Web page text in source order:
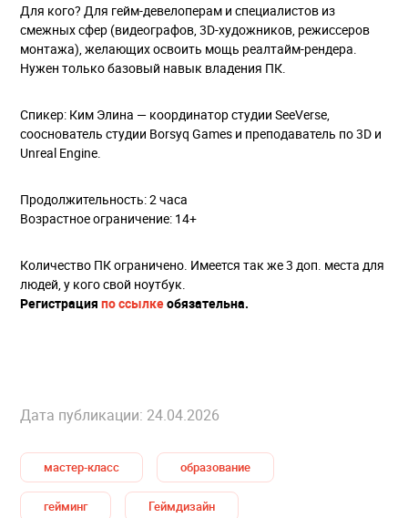
Для кого? Для гейм-девелоперам и специалистов из
смежных сфер (видеографов, 3D-художников, режиссеров
монтажа), желающих освоить мощь реалтайм-рендера.
Нужен только базовый навык владения ПК.
Спикер: Ким Элина — координатор студии SeeVerse,
сооснователь студии Borsyq Games и преподаватель по 3D и
Unreal Engine.
Продолжительность: 2 часа
Возрастное ограничение: 14+
Количество ПК ограничено. Имеется так же 3 доп. места для
людей, у кого свой ноутбук.
Регистрация по ссылкеобязательна.
Дата публикации: 24.04.2026
мастер-класс образование
гейминг Геймдизайн